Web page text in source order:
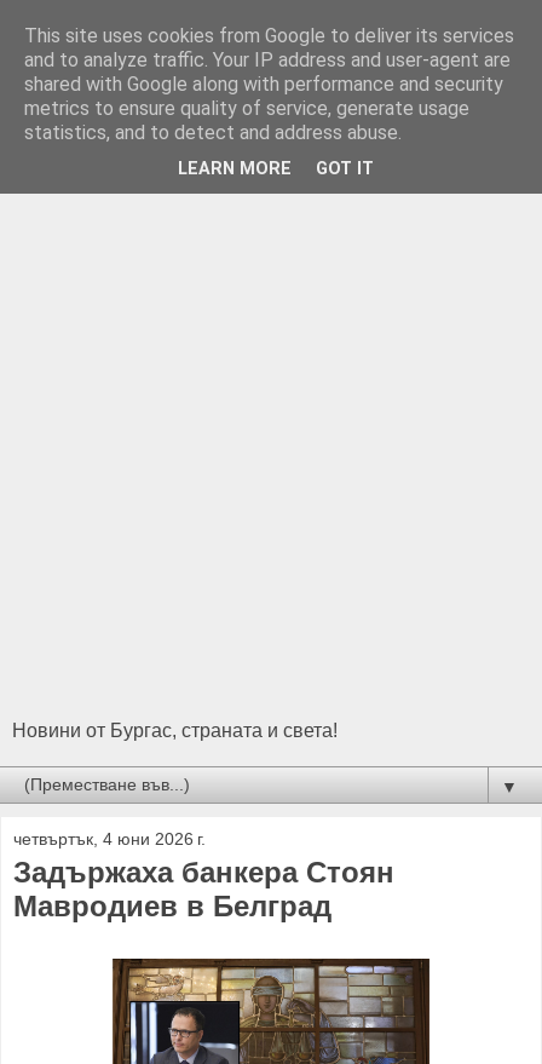
Новини от Бургас, страната и света!
▼
четвъртък, 4 юни 2026 г.
Задържаха банкера Стоян
Мавродиев в Белград
This site uses cookies from Google to deliver its services
and to analyze traffic. Your IP address and user-agent are
shared with Google along with performance and security
metrics to ensure quality of service, generate usage
statistics, and to detect and address abuse.
LEARN MORE GOT IT